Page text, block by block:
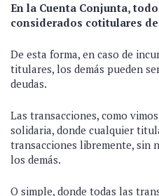
En la Cuenta Conjunta,
considerados cotitulares
De esta forma, en caso de
titulares, los demás pueden
deudas.
Las transacciones, como
solidaria, donde cualquier
transacciones libremente, sin
los demás.
O simple, donde todas las